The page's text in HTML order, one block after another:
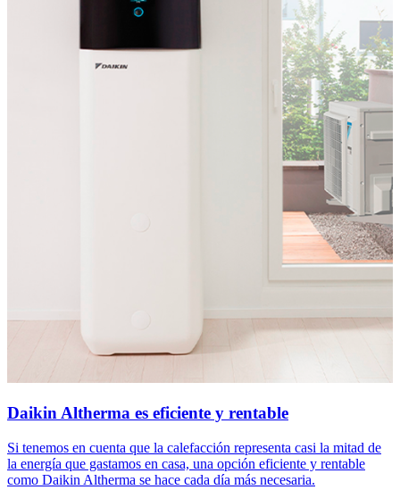
Daikin Altherma es eficiente y rentable
Si tenemos en cuenta que la calefacción representa casi la mitad de
la energía que gastamos en casa, una opción eficiente y rentable
como Daikin Altherma se hace cada día más necesaria.